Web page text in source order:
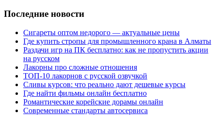
Последние новости
Сигареты оптом недорого — актуальные цены
Где купить стропы для промышленного крана в Алматы
Раздачи игр на ПК бесплатно: как не пропустить акции
на русском
Лакорны про сложные отношения
ТОП-10 лакорнов с русской озвучкой
Сливы курсов: что реально дают дешевые курсы
Где найти фильмы онлайн бесплатно
Романтические корейские дорамы онлайн
Современные стандарты автосервиса